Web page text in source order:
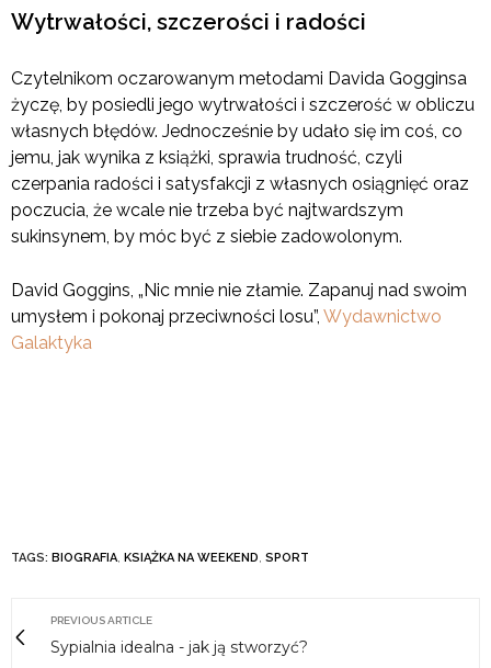
Wytrwałości, szczerości i radości
Czytelnikom oczarowanym metodami Davida Gogginsa
życzę, by posiedli jego wytrwałości i szczerość w obliczu
własnych błędów. Jednocześnie by udało się im coś, co
jemu, jak wynika z książki, sprawia trudność, czyli
czerpania radości i satysfakcji z własnych osiągnięć oraz
poczucia, że wcale nie trzeba być najtwardszym
sukinsynem, by móc być z siebie zadowolonym.
David Goggins, „Nic mnie nie złamie. Zapanuj nad swoim
umysłem i pokonaj przeciwności losu”, Wydawnictwo
Galaktyka
TAGS: BIOGRAFIA, KSIĄŻKA NA WEEKEND, SPORT
PREVIOUS ARTICLE
Sypialnia idealna - jak ją stworzyć?